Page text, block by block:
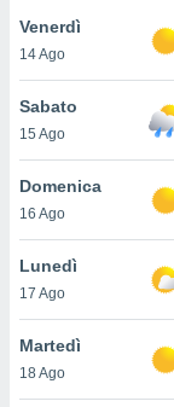
nella
cookie
il tuo
in
a piè
del
Venerdì
14 Ago
Sabato
15 Ago
Domenica
16 Ago
Lunedì
17 Ago
Martedì
18 Ago